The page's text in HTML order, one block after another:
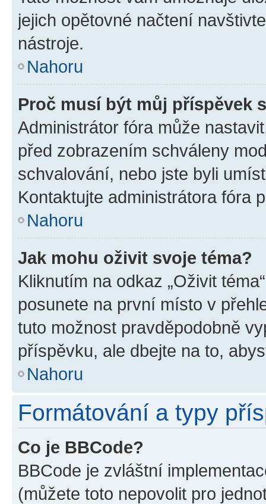
jejich opětovné načtení
nástroje.
Nahoru
Proč musí být můj příspěvek
Administrátor fóra může
před zobrazením schváleny
schvalování, nebo jste byli
Kontaktujte administrátora fóra
Nahoru
Jak mohu oživit svoje téma?
Kliknutím na odkaz „Oživit
posunete na první místo v
tuto možnost pravděpodobně
příspěvku, ale dbejte na to,
Nahoru
Formátování a typy
Co je BBCode?
BBCode je zvláštní
(můžete toto nepovolit pro